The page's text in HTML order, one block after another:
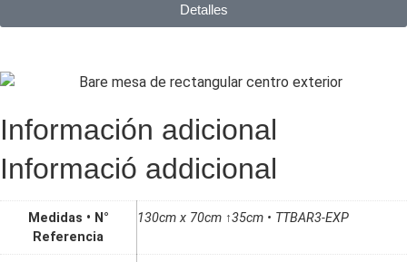
Detalles
Información adicional
Informació addicional
Medidas • N°
Referencia
130cm x 70cm ↑35cm • TTBAR3-EXP